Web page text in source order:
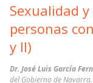
Sexualidad
personas con
y II)
Dr. José Luis García
del Gobierno de Navarra.